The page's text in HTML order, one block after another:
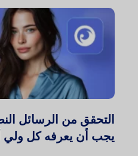
التحقق من الرسائل
يجب أن يعرفه كل ولي